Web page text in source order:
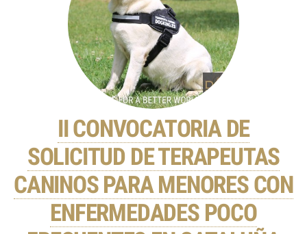
II CONVOCATORIA DE
SOLICITUD DE TERAPEUTAS
CANINOS PARA MENORES CON
ENFERMEDADES POCO